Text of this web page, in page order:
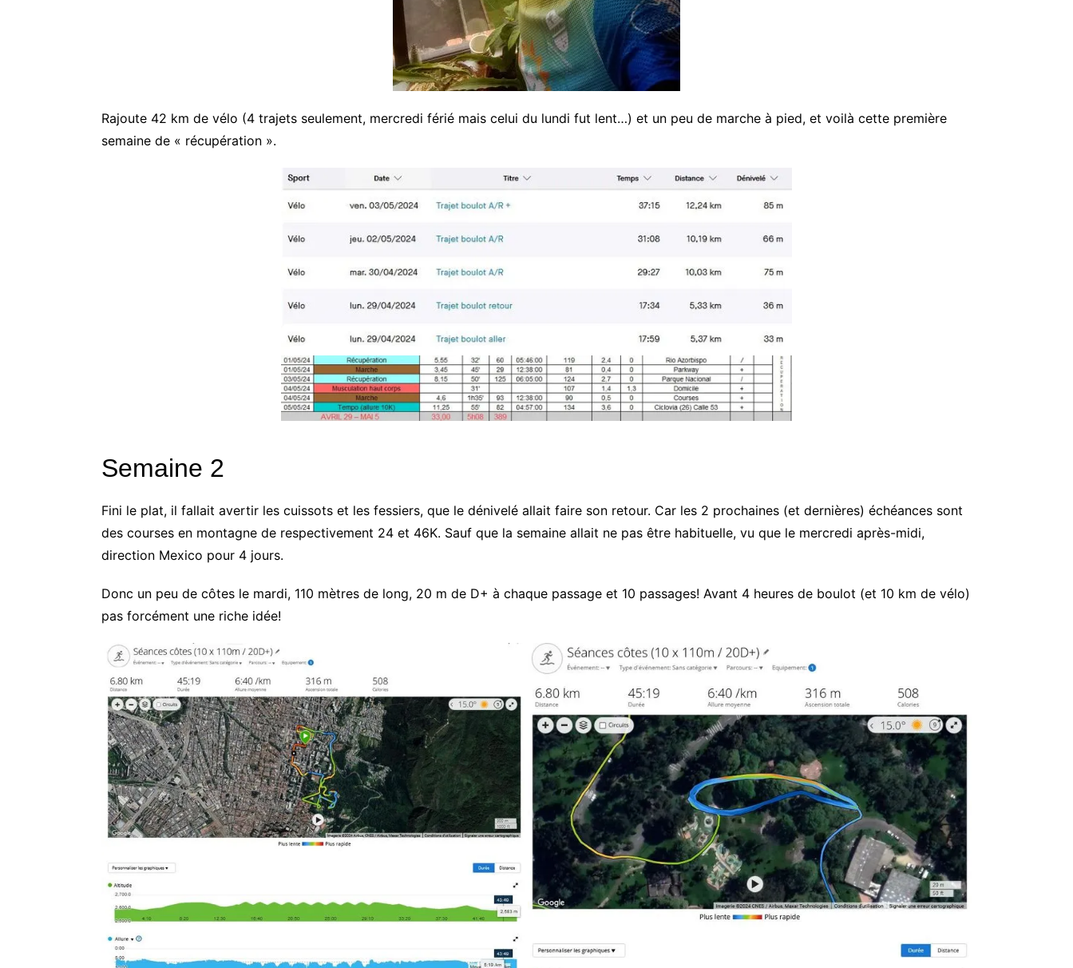
Rajoute 42 km de vélo (4 trajets seulement, mercredi férié mais celui du lundi fut lent…) et un peu de marche à pied, et voilà cette première
semaine de « récupération ».
Semaine 2
Fini le plat, il fallait avertir les cuissots et les fessiers, que le dénivelé allait faire son retour. Car les 2 prochaines (et dernières) échéances sont
des courses en montagne de respectivement 24 et 46K. Sauf que la semaine allait ne pas être habituelle, vu que le mercredi après-midi,
direction Mexico pour 4 jours.
Donc un peu de côtes le mardi, 110 mètres de long, 20 m de D+ à chaque passage et 10 passages! Avant 4 heures de boulot (et 10 km de vélo)
pas forcément une riche idée!